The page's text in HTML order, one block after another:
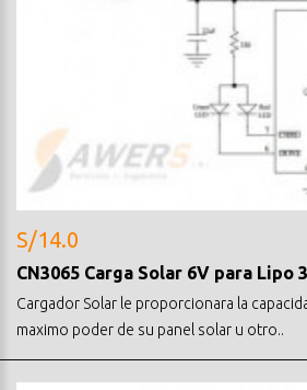
S/14.0
CN3065 Carga Solar 6V para Lipo
Cargador Solar le proporcionara la
maximo poder de su panel solar u otro..